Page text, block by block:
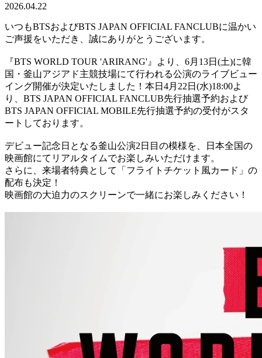
2026.04.22
いつもBTSおよびBTS JAPAN OFFICIAL FANCLUBに温かい
ご声援をいただき、誠にありがとうございます。
『BTS WORLD TOUR 'ARIRANG'』より、6月13日(土)に韓
国・釜山アジアド主競技場にて行われる公演のライブビュー
イング開催が決定いたしました！本日4月22日(水)18:00よ
り、BTS JAPAN OFFICIAL FANCLUB先行抽選予約および
BTS JAPAN OFFICIAL MOBILE先行抽選予約の受付がスタ
ートしております。
デビュー記念日となる釜山公演2日目の模様を、日本全国の
映画館にてリアルタイムでお楽しみいただけます。
さらに、来場者特典として「フライトチケット風カード」の
配布も決定！
映画館の大迫力のスクリーンで一緒にお楽しみください！